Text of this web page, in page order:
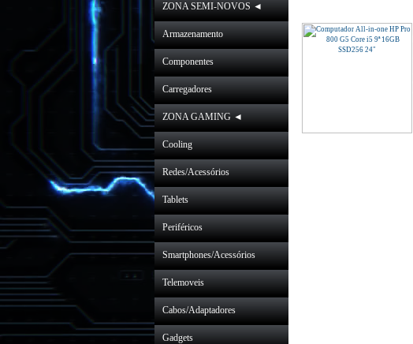
ZONA SEMI-NOVOS ◄
Armazenamento
Componentes
Carregadores
ZONA GAMING ◄
Cooling
Redes/Acessórios
Tablets
Periféricos
Smartphones/Acessórios
Telemoveis
Cabos/Adaptadores
Gadgets